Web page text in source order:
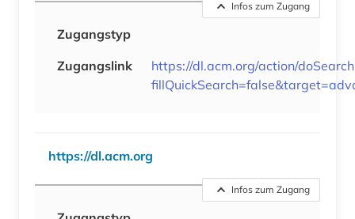
Infos zum Zugang
Zugangstyp
Zugangslink
https://dl.acm.org/action/
https://dl.acm.org
Infos zum Zugang